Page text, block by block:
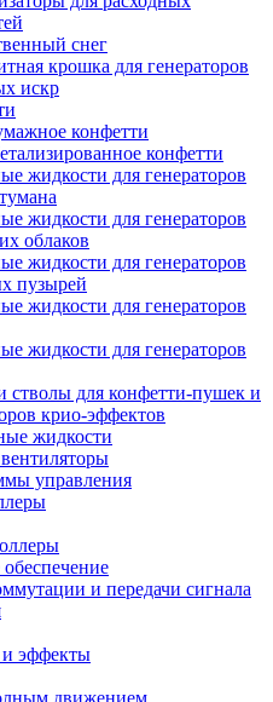
снег
крошка для генераторов
искр
конфетти
конфетти
жидкости для генераторов
жидкости для генераторов
облаков
жидкости для генераторов
пузырей
жидкости для генераторов
жидкости для генераторов
стволы для конфетти-пушек и
крио-эффектов
жидкости
управления
и передачи сигнала
эффекты
движением